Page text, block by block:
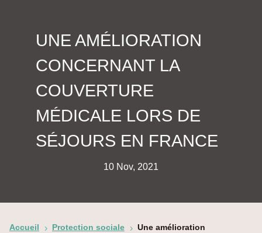
UNE AMÉLIORATION
CONCERNANT LA
COUVERTURE
MÉDICALE LORS DE
SÉJOURS EN FRANCE
10 Nov, 2021
Accueil 5 Protection sociale 5 Une amélioration